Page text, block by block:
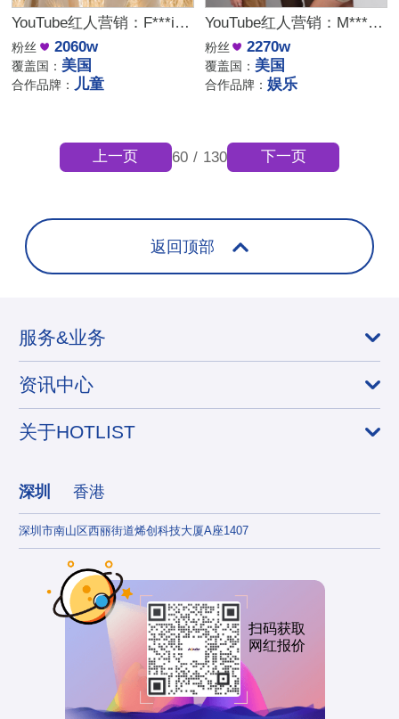
YouTube红人营销：F***i｜美国 儿童
粉丝 2060w
覆盖国： 美国
合作品牌： 儿童
YouTube红人营销：M***e｜美国 娱乐
粉丝 2270w
覆盖国： 美国
合作品牌：娱乐
60 / 130
上一页 下一页
返回顶部
服务&业务
资讯中心
关于HOTLIST
深圳 香港
深圳市南山区西丽街道烯创科技大厦A座1407
扫码获取
网红报价